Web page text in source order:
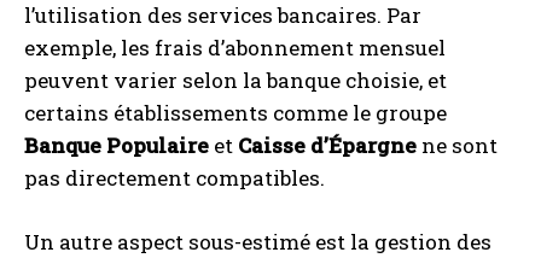
l’utilisation des services bancaires. Par
exemple, les frais d’abonnement mensuel
peuvent varier selon la banque choisie, et
certains établissements comme le groupe
Banque Populaire et Caisse d’Épargne ne sont
pas directement compatibles.
Un autre aspect sous-estimé est la gestion des